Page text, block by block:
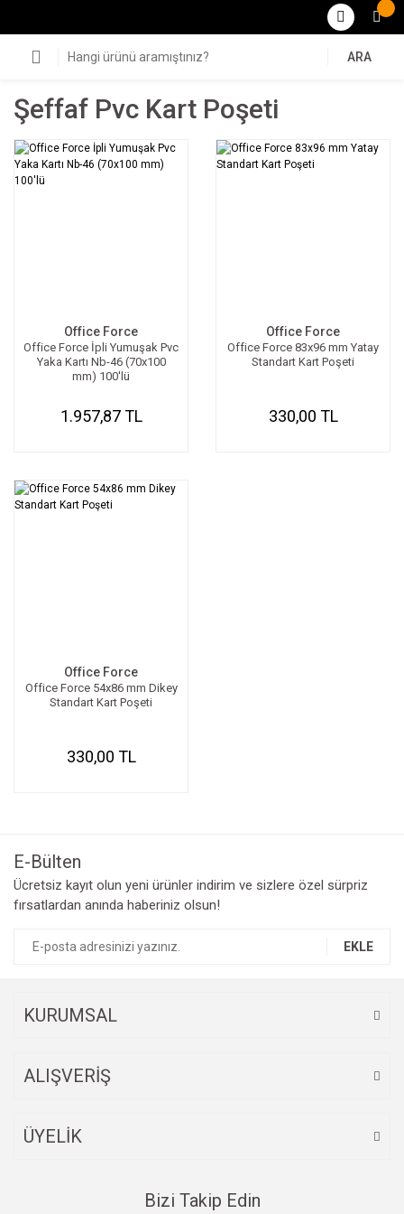
ARA
Şeffaf Pvc Kart Poşeti
Office Force
Office Force İpli Yumuşak Pvc
Yaka Kartı Nb-46 (70x100
mm) 100'lü
1.957,87 TL
Office Force
Office Force 83x96 mm Yatay
Standart Kart Poşeti
330,00 TL
Office Force
Office Force 54x86 mm Dikey
Standart Kart Poşeti
330,00 TL
E-Bülten
Ücretsiz kayıt olun yeni ürünler indirim ve sizlere özel sürpriz
fırsatlardan anında haberiniz olsun!
EKLE
KURUMSAL
ALIŞVERİŞ
ÜYELİK
Bizi Takip Edin